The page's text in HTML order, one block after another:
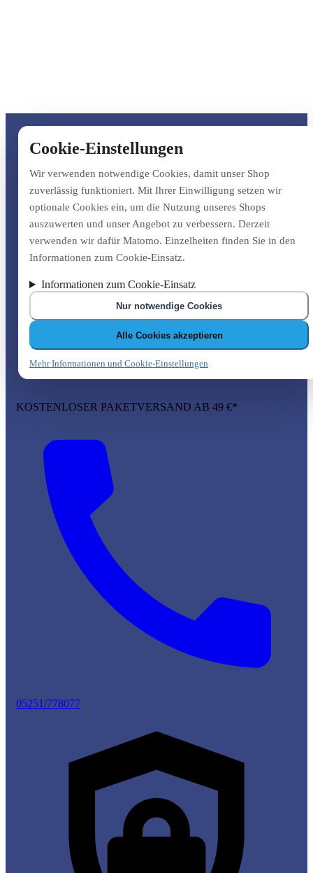
Cookie-Einstellungen
Wir verwenden notwendige Cookies, damit unser Shop
zuverlässig funktioniert. Mit Ihrer Einwilligung setzen wir
optionale Cookies ein, um die Nutzung unseres Shops
auszuwerten und unser Angebot zu verbessern. Derzeit
verwenden wir dafür Matomo. Einzelheiten finden Sie in den
Informationen zum Cookie-Einsatz.
Informationen zum Cookie-Einsatz
Nur notwendige Cookies
Alle Cookies akzeptieren
Mehr Informationen und Cookie-Einstellungen
KOSTENLOSER PAKETVERSAND AB 49 €*
05251/778077